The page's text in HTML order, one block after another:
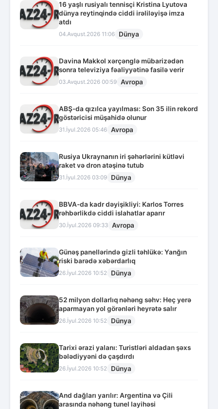
16 yaşlı rusiyalı tennisçi Kristina Lyutova
dünya reytinqində ciddi irəliləyişə imza
atdı
04.Avqust.2026 11:06 Dünya
Davina Makkol xərçənglə mübarizədən
sonra televiziya fəaliyyətinə fasilə verir
03.Avqust.2026 00:59 Avropa
ABŞ-da qızılca yayılması: Son 35 ilin rekord
göstəricisi müşahidə olunur
31.İyul.2026 05:46 Avropa
Rusiya Ukraynanın iri şəhərlərini kütləvi
raket və dron atəşinə tutub
31.İyul.2026 03:09 Dünya
BBVA-da kadr dəyişikliyi: Karlos Torres
rəhbərlikdə ciddi islahatlar aparır
30.İyul.2026 09:33 Avropa
Günəş panellərində gizli təhlükə: Yanğın
riski barədə xəbərdarlıq
26.İyul.2026 10:52 Dünya
52 milyon dollarlıq nəhəng səhv: Heç yerə
aparmayan yol görənləri heyrətə salır
26.İyul.2026 10:52 Dünya
Tarixi ərazi yalanı: Turistləri aldadan şəxs
bələdiyyəni də çaşdırdı
26.İyul.2026 10:52 Dünya
And dağları yarılır: Argentina və Çili
arasında nəhəng tunel layihəsi